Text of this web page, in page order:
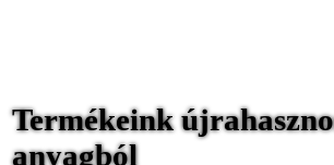
Termékeink
anyagból